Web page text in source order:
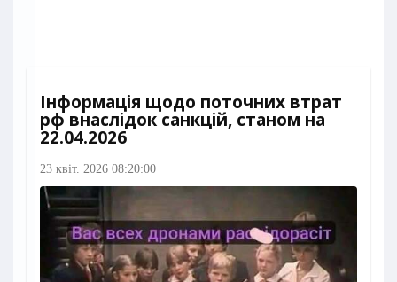
Інформація щодо поточних втрат
рф внаслідок санкцій, станом на
22.04.2026​
23 квіт. 2026 08:20:00